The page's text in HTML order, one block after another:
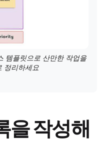
템플릿으로 산만한 작업을
정리하세요
을 작성해